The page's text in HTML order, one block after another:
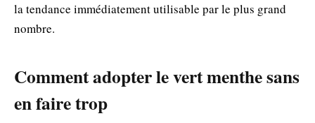
la tendance immédiatement utilisable par le plus grand
nombre.
Comment adopter le vert menthe sans
en faire trop